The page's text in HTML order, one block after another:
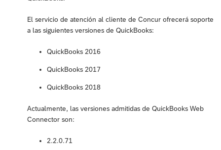
El servicio de atención al cliente de Concur ofrecerá soporte
a las siguientes versiones de QuickBooks:
QuickBooks 2016
QuickBooks 2017
QuickBooks 2018
Actualmente, las versiones admitidas de QuickBooks Web
Connector son:
2.2.0.71